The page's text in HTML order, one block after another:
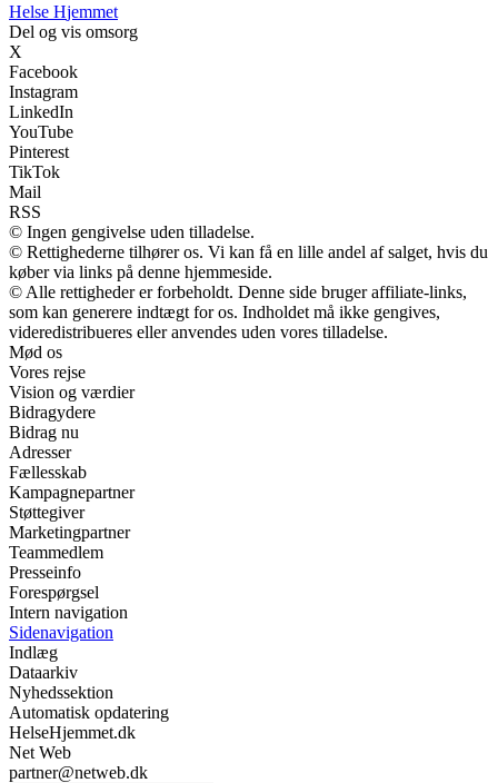
Helse Hjemmet
Del og vis omsorg
X
Facebook
Instagram
LinkedIn
YouTube
Pinterest
TikTok
Mail
RSS
© Ingen gengivelse uden tilladelse.
© Rettighederne tilhører os. Vi kan få en lille andel af salget, hvis du
køber via links på denne hjemmeside.
© Alle rettigheder er forbeholdt. Denne side bruger affiliate-links,
som kan generere indtægt for os. Indholdet må ikke gengives,
videredistribueres eller anvendes uden vores tilladelse.
Mød os
Vores rejse
Vision og værdier
Bidragydere
Bidrag nu
Adresser
Fællesskab
Kampagnepartner
Støttegiver
Marketingpartner
Teammedlem
Presseinfo
Forespørgsel
Intern navigation
Sidenavigation
Indlæg
Dataarkiv
Nyhedssektion
Automatisk opdatering
HelseHjemmet.dk
Net Web
partner@netweb.dk